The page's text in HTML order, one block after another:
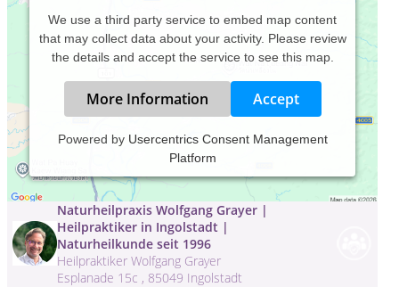
We use a third party service to embed map content
that may collect data about your activity. Please review
the details and accept the service to see this map.
More Information Accept
Powered by Usercentrics Consent Management
Platform
Naturheilpraxis Thomsen-Loos GbR
Harmen-Grapengeter-Str.3 , 25813 Husum
Naturheilpraxis Wolfgang Grayer |
Heilpraktiker in Ingolstadt |
Naturheilkunde seit 1996
Heilpraktiker Wolfgang Grayer
Esplanade 15c , 85049 Ingolstadt